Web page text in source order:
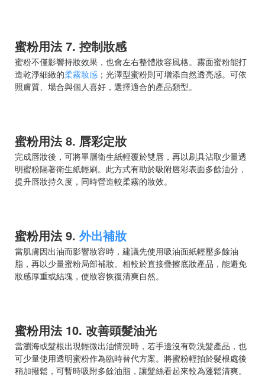
蜜粉用法 7. 控制妝感
蜜粉不僅影響持妝效果，也會左右整體妝容風格。霧面蜜粉能打
造乾淨細緻的柔霧妝感 ；光澤型蜜粉則可增添自然透亮感。可依
照膚質、場合與個人喜好，選擇適合的產品類型。
蜜粉用法 8. 唇彩定妝
完成唇妝後，可將單層衛生紙輕覆於雙唇，再以刷具沾取少量透
明蜜粉隔著衛生紙輕刷。此方式有助於吸附唇彩表面多餘油分，
提升唇妝持久度，同時營造較柔霧的妝效。
蜜粉用法 9. 外出補妝
當肌膚因出油而影響妝容時，建議先使用吸油面紙輕壓多餘油
脂，再以少量蜜粉局部補妝。相較於直接疊擦底妝產品，能避免
妝感厚重或結塊，使妝容恢復清爽自然。
蜜粉用法 10. 改善頭髮油光
當瀏海或髮根出現輕微出油情況時，若手邊沒有乾洗髮產品，也
可少量使用透明蜜粉作為臨時替代方案。將蜜粉輕拍於髮根處後
稍加撥鬆，可暫時吸附多餘油脂，讓髮絲看起來較為蓬鬆清爽。